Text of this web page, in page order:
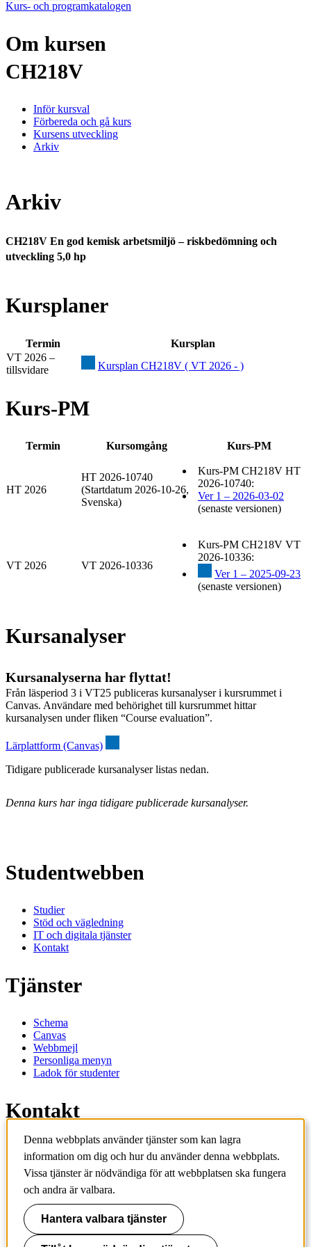
Kurs- och programkatalogen
Om kursen
CH218V
Inför kursval
Förbereda och gå kurs
Kursens utveckling
Arkiv
Arkiv
CH218V En god kemisk arbetsmiljö – riskbedömning och
utveckling 5,0 hp
Kursplaner
Termin
Kursplan
VT 2026 –
tillsvidare
Kursplan CH218V ( VT 2026 - )
Kurs-PM
Termin Kursomgång Kurs-PM
HT 2026
HT 2026-10740
(Startdatum 2026-10-26,
Svenska)
Kurs-PM CH218V HT
2026-10740:
Ver 1 – 2026-03-02
(senaste versionen)
VT 2026 VT 2026-10336
Kurs-PM CH218V VT
2026-10336:
Ver 1 – 2025-09-23
(senaste versionen)
Kursanalyser
Kursanalyserna har flyttat!
Från läsperiod 3 i VT25 publiceras kursanalyser i kursrummet i
Canvas. Användare med behörighet till kursrummet hittar
kursanalysen under fliken “Course evaluation”.
Lärplattform (Canvas)
Tidigare publicerade kursanalyser listas nedan.
Denna kurs har inga tidigare publicerade kursanalyser.
Studentwebben
Studier
Stöd och vägledning
IT och digitala tjänster
Kontakt
Tjänster
Schema
Canvas
Webbmejl
Personliga menyn
Ladok för studenter
Kontakt
Kontakta utbildningsprogram
Kontakta kurs
IT-support
KTH Entré
KTH
100 44 Stockholm
Denna webbplats använder tjänster som kan lagra
information om dig och hur du använder denna webbplats.
Vissa tjänster är nödvändiga för att webbplatsen ska fungera
och andra är valbara.
Hantera valbara tjänster